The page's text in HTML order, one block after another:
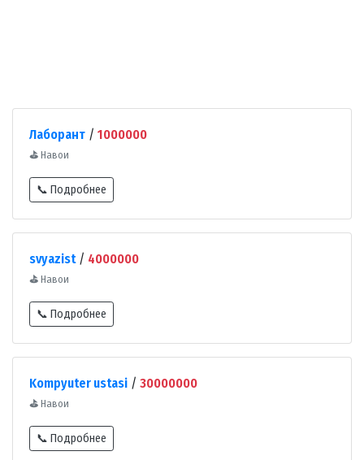
Лаборант / 1000000
⛳ Навои
📞 Подробнее
svyazist/ 4000000
⛳ Навои
📞 Подробнее
Kompyuter ustasi / 30000000
⛳ Навои
📞 Подробнее